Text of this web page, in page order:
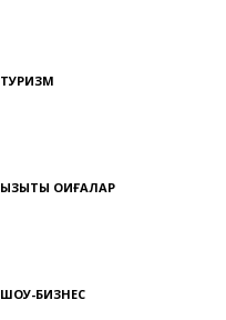
ТУРИЗМ
ҚЫЗЫҚТЫ ОҚИҒАЛАР
ШОУ-БИЗНЕС